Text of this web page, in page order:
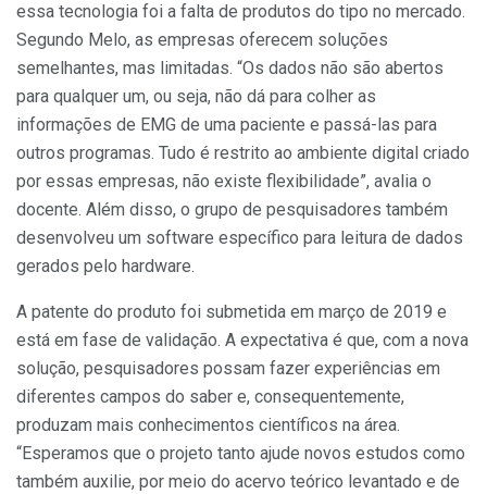
essa tecnologia foi a falta de produtos do tipo no mercado.
Segundo Melo, as empresas oferecem soluções
semelhantes, mas limitadas. “Os dados não são abertos
para qualquer um, ou seja, não dá para colher as
informações de EMG de uma paciente e passá-las para
outros programas. Tudo é restrito ao ambiente digital criado
por essas empresas, não existe flexibilidade”, avalia o
docente. Além disso, o grupo de pesquisadores também
desenvolveu um software específico para leitura de dados
gerados pelo hardware.
A patente do produto foi submetida em março de 2019 e
está em fase de validação. A expectativa é que, com a nova
solução, pesquisadores possam fazer experiências em
diferentes campos do saber e, consequentemente,
produzam mais conhecimentos científicos na área.
“Esperamos que o projeto tanto ajude novos estudos como
também auxilie, por meio do acervo teórico levantado e de